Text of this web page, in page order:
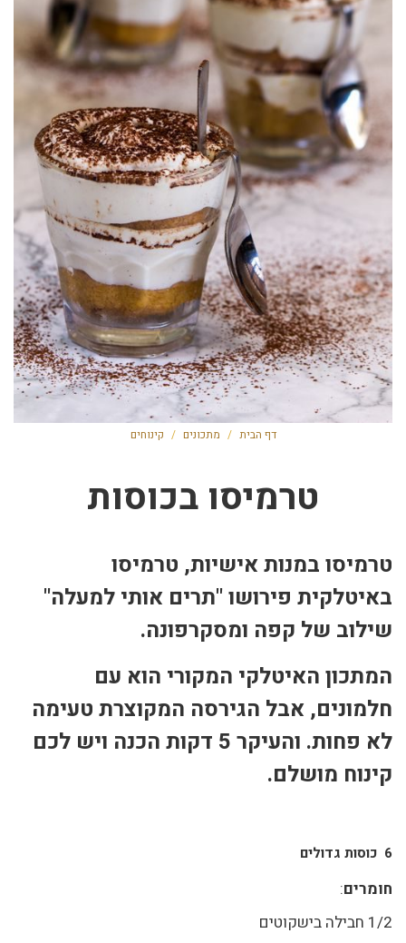
דף הבית / מתכונים / קינוחים
טרמיסו בכוסות
טרמיסו במנות אישיות, טרמיסו
באיטלקית פירושו "תרים אותי למעלה"
שילוב של קפה ומסקרפונה.
המתכון האיטלקי המקורי הוא עם
חלמונים, אבל הגירסה המקוצרת טעימה
לא פחות. והעיקר 5 דקות הכנה ויש לכם
קינוח מושלם.
6 כוסות גדולים
חומרים:
1/2 חבילה בישקוטים